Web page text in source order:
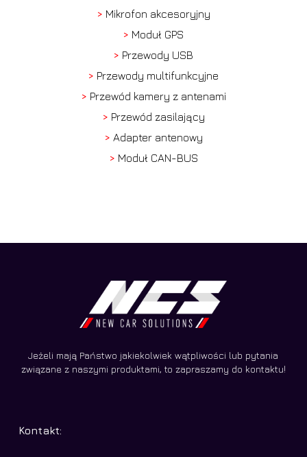
> Mikrofon akcesoryjny
> Moduł GPS
> Przewody USB
> Przewody multifunkcyjne
> Przewód kamery z antenami
> Przewód zasilający
> Adapter antenowy
> Moduł CAN-BUS
Jeżeli mają Państwo jakiekolwiek wątpliwości lub pytania
związane z naszymi produktami, to zapraszamy do kontaktu!
Kontakt: